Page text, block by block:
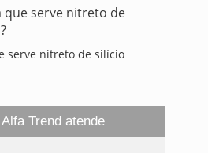
serve nitreto de silício
Trend atende